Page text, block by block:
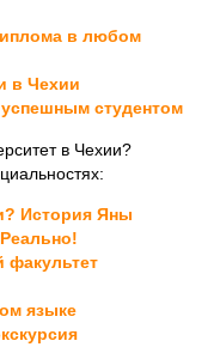
в любом
в Чехии
студентом
в Чехии?
История Яны
факультет
языке